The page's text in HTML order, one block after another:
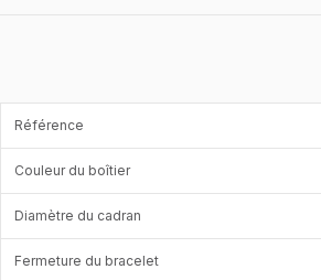
Référence
Couleur du boîtier
Diamètre du cadran
Fermeture du bracelet